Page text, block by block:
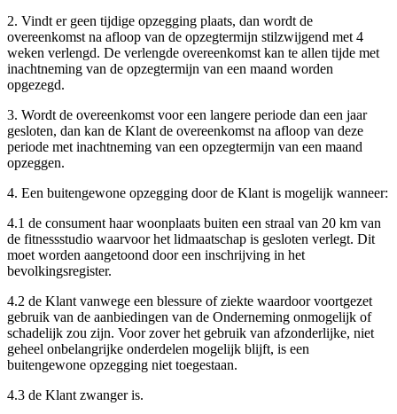
2. Vindt er geen tijdige opzegging plaats, dan wordt de
overeenkomst na afloop van de opzegtermijn stilzwijgend met 4
weken verlengd. De verlengde overeenkomst kan te allen tijde met
inachtneming van de opzegtermijn van een maand worden
opgezegd.
3. Wordt de overeenkomst voor een langere periode dan een jaar
gesloten, dan kan de Klant de overeenkomst na afloop van deze
periode met inachtneming van een opzegtermijn van een maand
opzeggen.
4. Een buitengewone opzegging door de Klant is mogelijk wanneer:
4.1 de consument haar woonplaats buiten een straal van 20 km van
de fitnessstudio waarvoor het lidmaatschap is gesloten verlegt. Dit
moet worden aangetoond door een inschrijving in het
bevolkingsregister.
4.2 de Klant vanwege een blessure of ziekte waardoor voortgezet
gebruik van de aanbiedingen van de Onderneming onmogelijk of
schadelijk zou zijn. Voor zover het gebruik van afzonderlijke, niet
geheel onbelangrijke onderdelen mogelijk blijft, is een
buitengewone opzegging niet toegestaan.
4.3 de Klant zwanger is.